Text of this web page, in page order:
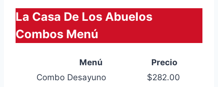
La Casa De Los Abuelos
Combos Menú
Menú
Precio
Combo Desayuno
$282.00